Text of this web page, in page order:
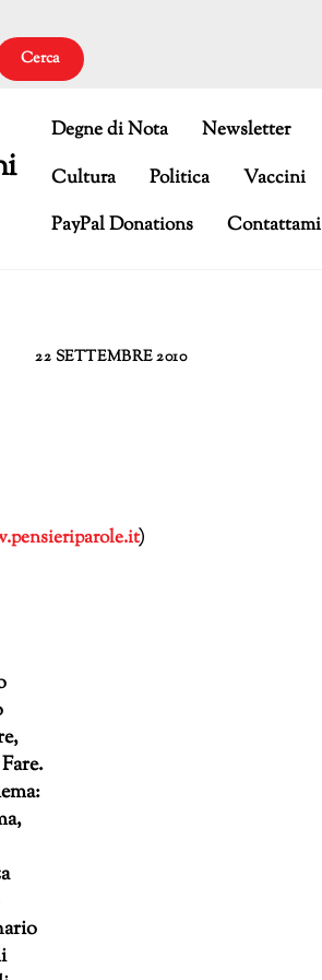
Cerca
Degne di Nota Newsletter
Cultura
Politica Vaccini
PayPal Donations
Contattami
22 SETTEMBRE 2010
)